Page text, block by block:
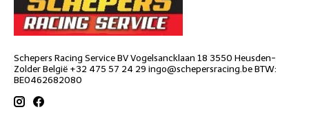
Schepers Racing Service BV Vogelsancklaan 18 3550 Heusden-
Zolder België +32 475 57 24 29 ingo@schepersracing.beBTW:
BE0462682080